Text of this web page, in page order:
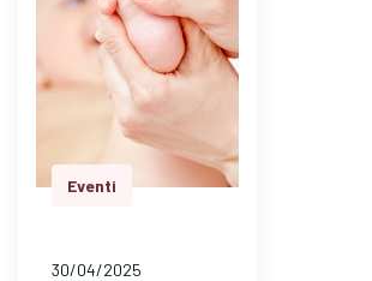
Eventi
30/04/2025